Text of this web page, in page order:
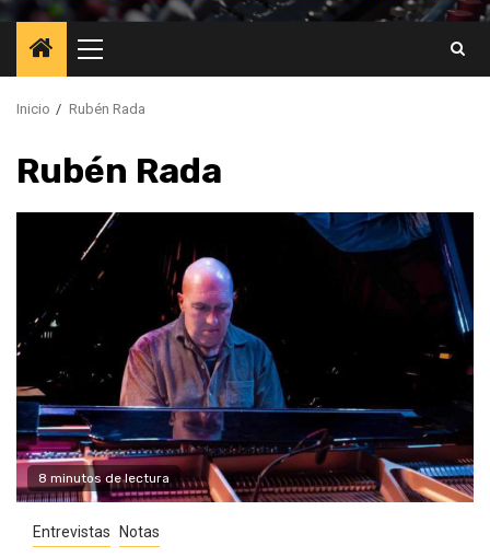
Inicio Rubén Rada
Rubén Rada
8 minutos de lectura
Entrevistas Notas